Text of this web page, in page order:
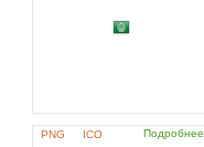
PNG ICO Подробнее